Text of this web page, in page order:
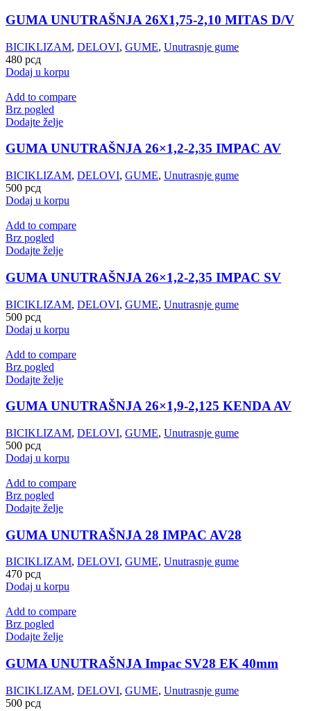
GUMA UNUTRAŠNJA 26X1,75-2,10 MITAS D/V
BICIKLIZAM, DELOVI, GUME, Unutrasnje gume
480 рсд
Dodaj u korpu
Add to compare
Brz pogled
Dodajte želje
GUMA UNUTRAŠNJA 26×1,2-2,35 IMPAC AV
BICIKLIZAM, DELOVI, GUME, Unutrasnje gume
500 рсд
Dodaj u korpu
Add to compare
Brz pogled
Dodajte želje
GUMA UNUTRAŠNJA 26×1,2-2,35 IMPAC SV
BICIKLIZAM, DELOVI, GUME, Unutrasnje gume
500 рсд
Dodaj u korpu
Add to compare
Brz pogled
Dodajte želje
GUMA UNUTRAŠNJA 26×1,9-2,125 KENDA AV
BICIKLIZAM, DELOVI, GUME, Unutrasnje gume
500 рсд
Dodaj u korpu
Add to compare
Brz pogled
Dodajte želje
GUMA UNUTRAŠNJA 28 IMPAC AV28
BICIKLIZAM, DELOVI, GUME, Unutrasnje gume
470 рсд
Dodaj u korpu
Add to compare
Brz pogled
Dodajte želje
GUMA UNUTRAŠNJA Impac SV28 EK 40mm
BICIKLIZAM, DELOVI, GUME, Unutrasnje gume
500 рсд